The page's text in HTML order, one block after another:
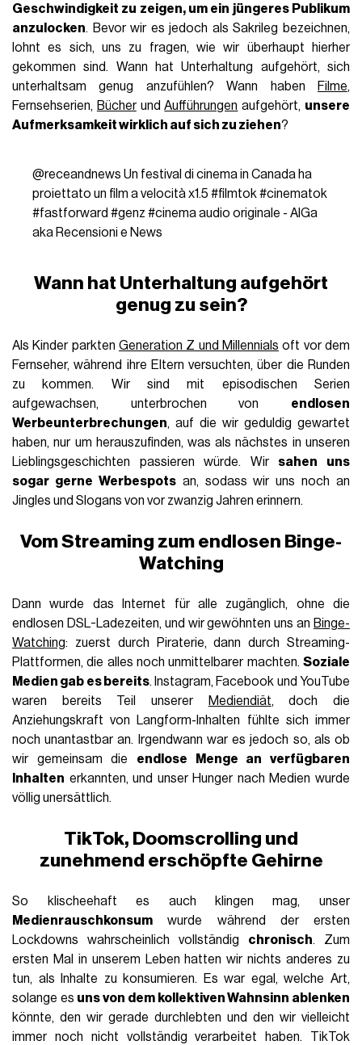
Geschwindigkeit zu zeigen, um ein jüngeres Publikum
anzulocken. Bevor wir es jedoch als Sakrileg bezeichnen,
lohnt es sich, uns zu fragen, wie wir überhaupt hierher
gekommen sind. Wann hat Unterhaltung aufgehört, sich
unterhaltsam genug anzufühlen? Wann haben
Filme,
Fernsehserien, BücherundAufführungen aufgehört, unsere
Aufmerksamkeit wirklich auf sich zu ziehen?
@receandnews Un festival di cinema in Canada ha
proiettato un film a velocità x1.5 #filmtok#cinematok
#fastforward #genz #cinemaaudio originale - AlGa
aka Recensioni e News
Wann hat Unterhaltung aufgehört
genug zu sein?
Als Kinder parktenGeneration Z und Millennials oft vor dem
Fernseher, während ihre Eltern versuchten, über die Runden
zu kommen. Wir sind mit episodischen Serien
aufgewachsen, unterbrochen von endlosen
Werbeunterbrechungen, auf die wir geduldig gewartet
haben, nur um herauszufinden, was als nächstes in unseren
Lieblingsgeschichten passieren würde. Wir sahen uns
sogar gerne Werbespotsan, sodass wir uns noch an
Jingles und Slogans von vor zwanzig Jahren erinnern.
Vom Streaming zum endlosen Binge-
Watching
Dann wurde das Internet für alle zugänglich, ohne die
endlosen DSL-Ladezeiten, und wir gewöhnten uns an Binge-
Watching: zuerst durch Piraterie, dann durch Streaming-
Plattformen, die alles noch unmittelbarer machten. Soziale
Medien gab es bereits. Instagram, Facebook und YouTube
waren bereits Teil unserer
Mediendiät, doch die
Anziehungskraft von Langform-Inhalten fühlte sich immer
noch unantastbar an. Irgendwann war es jedoch so, als ob
wir gemeinsam die endlose Menge an verfügbaren
Inhalten erkannten, und unser Hunger nach Medien wurde
völlig unersättlich.
TikTok, Doomscrolling und
zunehmend erschöpfte Gehirne
So klischeehaft es auch klingen mag, unser
Medienrauschkonsum wurde während der ersten
Lockdowns wahrscheinlich vollständig chronisch. Zum
ersten Mal in unserem Leben hatten wir nichts anderes zu
tun, als Inhalte zu konsumieren. Es war egal, welche Art,
solange es uns von dem kollektiven Wahnsinn ablenken
könnte, den wir gerade durchlebten und den wir vielleicht
immer noch nicht vollständig verarbeitet haben. TikTok